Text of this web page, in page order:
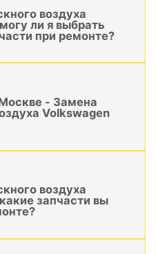
воздуха
ли я выбрать
при ремонте?
- Замена
Volkswagen
воздуха
запчасти вы